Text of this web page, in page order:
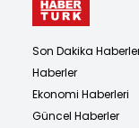
Son Dakika
Haberler
Ekonomi Haberleri
Güncel Haberler